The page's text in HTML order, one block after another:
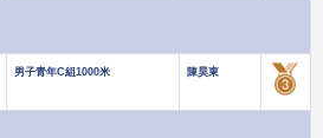
男子青年C組1000米 陳昊東